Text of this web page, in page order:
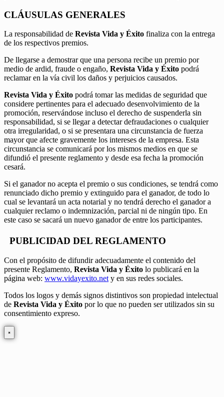
CLÁUSULAS GENERALES
La responsabilidad de Revista Vida y Éxito finaliza con la entrega
de los respectivos premios.
De llegarse a demostrar que una persona recibe un premio por
medio de ardid, fraude o engaño, Revista Vida y Éxito podrá
reclamar en la vía civil los daños y perjuicios causados.
Revista Vida y Éxito podrá tomar las medidas de seguridad que
considere pertinentes para el adecuado desenvolvimiento de la
promoción, reservándose incluso el derecho de suspenderla sin
responsabilidad, si se llegar a detectar defraudaciones o cualquier
otra irregularidad, o si se presentara una circunstancia de fuerza
mayor que afecte gravemente los intereses de la empresa. Esta
circunstancia se comunicará por los mismos medios en que se
difundió el presente reglamento y desde esa fecha la promoción
cesará.
Si el ganador no acepta el premio o sus condiciones, se tendrá como
renunciado dicho premio y extinguido para el ganador, de todo lo
cual se levantará un acta notarial y no tendrá derecho el ganador a
cualquier reclamo o indemnización, parcial ni de ningún tipo. En
este caso se sacará un nuevo ganador de entre los participantes.
PUBLICIDAD DEL REGLAMENTO
Con el propósito de difundir adecuadamente el contenido del
presente Reglamento, Revista Vida y Éxito lo publicará en la
página web: www.vidayexito.net y en sus redes sociales.
Todos los logos y demás signos distintivos son propiedad intelectual
de Revista Vida y Éxito por lo que no pueden ser utilizados sin su
consentimiento expreso.
×